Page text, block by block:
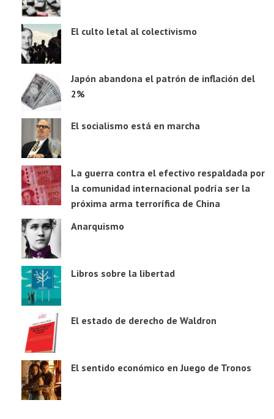
El culto letal al colectivismo
Japón abandona el patrón de inflación del
2%
El socialismo está en marcha
La guerra contra el efectivo respaldada por
la comunidad internacional podría ser la
próxima arma terrorífica de China
Anarquismo
Libros sobre la libertad
El estado de derecho de Waldron
El sentido económico en Juego de Tronos